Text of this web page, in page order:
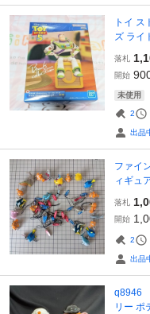
トイ
ズ ライ
落札
開始
未使用
2
出品
ファイ
ィギュ
落札
開始
2
出品
q8946
リー ポ